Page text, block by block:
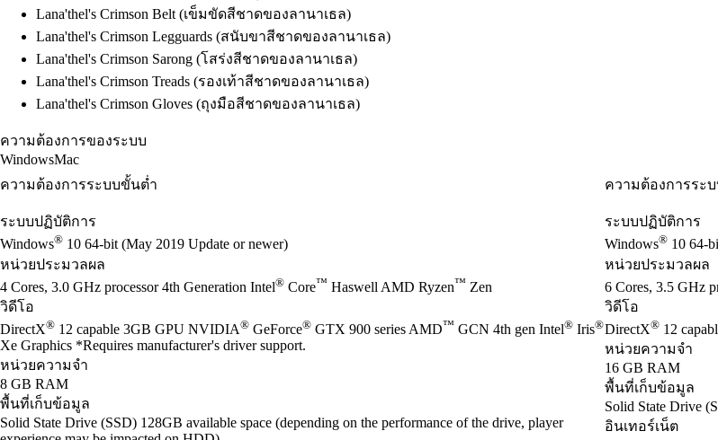
Lana'thel's Crimson Belt (เข็มขัดสีชาดของลานาเธล)
Lana'thel's Crimson Legguards (สนับขาสีชาดของลานาเธล)
Lana'thel's Crimson Sarong (โสร่งสีชาดของลานาเธล)
Lana'thel's Crimson Treads (รองเท้าสีชาดของลานาเธล)
Lana'thel's Crimson Gloves (ถุงมือสีชาดของลานาเธล)
ความต้องการของระบบ
WindowsMac
ความต้องการระบบขั้นต่ำ
ระบบปฏิบัติการ
Windows® 10 64-bit (May 2019 Update or newer)
หน่วยประมวลผล
4 Cores, 3.0 GHz processor 4th Generation Intel® Core™ Haswell AMD Ryzen™ Zen
วิดีโอ
DirectX® 12 capable 3GB GPU NVIDIA® GeForce® GTX 900 series AMD™ GCN 4th gen Intel® Iris®
Xe Graphics *Requires manufacturer's driver support.
หน่วยความจำ
8 GB RAM
พื้นที่เก็บข้อมูล
Solid State Drive (SSD) 128GB available space (depending on the performance of the drive, player
ความต้องการระ
ระบบปฏิบัติการ
Windows® 10 64-
หน่วยประมวลผล
6 Cores, 3.5 GHz
วิดีโอ
DirectX® 12
หน่วยความจำ
16 GB RAM
พื้นที่เก็บข้อมูล
Solid State Drive
อินเทอร์เน็ต